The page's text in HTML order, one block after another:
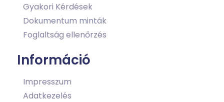
Gyakori Kérdések
Dokumentum minták
Foglaltság ellenőrzés
Információ
Impresszum
Adatkezelés